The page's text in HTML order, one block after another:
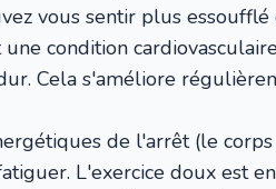
vous sentir plus
condition
Cela s'améliore
de l'arrêt (le
L'exercice doux est